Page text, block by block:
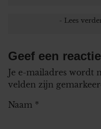
Geef een reactie
Je e-mailadres wordt
velden zijn
Naam *